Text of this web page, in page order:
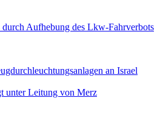
Aufhebung des Lkw-Fahrverbots
an Israel
unter Leitung von Merz